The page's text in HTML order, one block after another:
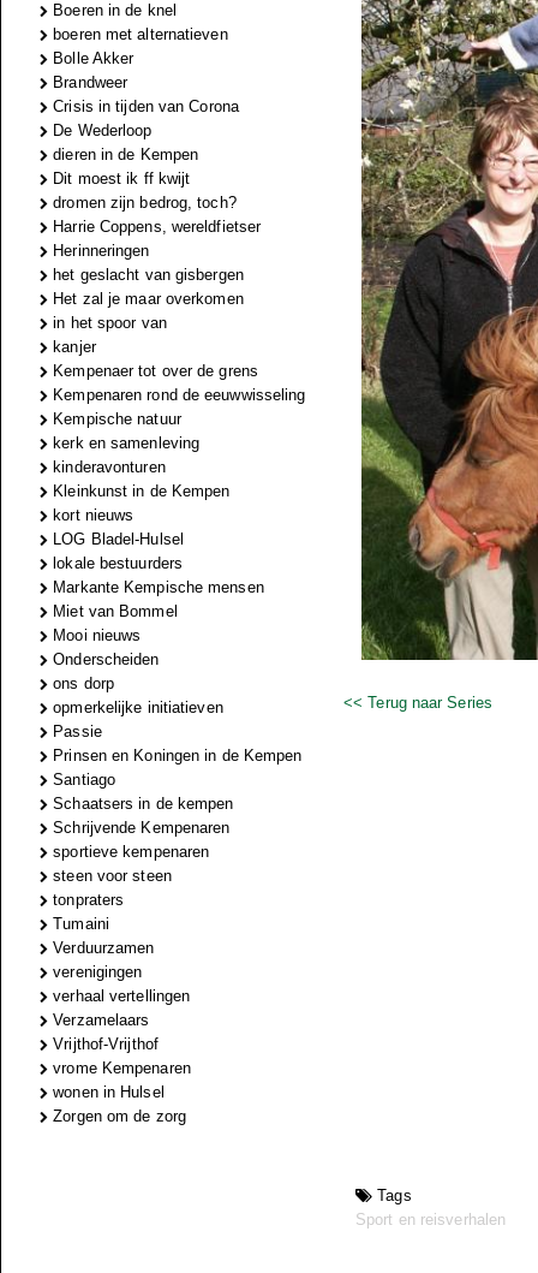
Boeren in de knel
boeren met alternatieven
Bolle Akker
Brandweer
Crisis in tijden van Corona
De Wederloop
dieren in de Kempen
Dit moest ik ff kwijt
dromen zijn bedrog, toch?
Harrie Coppens, wereldfietser
Herinneringen
het geslacht van gisbergen
Het zal je maar overkomen
in het spoor van
kanjer
Kempenaer tot over de grens
Kempenaren rond de eeuwwisseling
Kempische natuur
kerk en samenleving
kinderavonturen
Kleinkunst in de Kempen
kort nieuws
LOG Bladel-Hulsel
lokale bestuurders
Markante Kempische mensen
Miet van Bommel
Mooi nieuws
Onderscheiden
ons dorp
opmerkelijke initiatieven
Passie
Prinsen en Koningen in de Kempen
Santiago
Schaatsers in de kempen
Schrijvende Kempenaren
sportieve kempenaren
steen voor steen
tonpraters
Tumaini
Verduurzamen
verenigingen
verhaal vertellingen
Verzamelaars
Vrijthof-Vrijthof
vrome Kempenaren
wonen in Hulsel
Zorgen om de zorg
<< Terug naar Series
Tags
Sport en reisverhalen